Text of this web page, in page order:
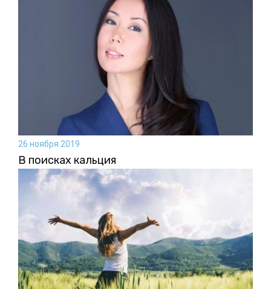
26 ноября 2019
В поисках кальция